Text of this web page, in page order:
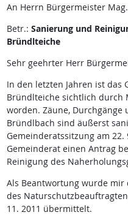
An Herrn Bürgermeister
Betr.: Sanierung und
Bründlteiche
Sehr geehrter Herr
In den letzten Jahren ist das
Bründlteiche sichtlich durch
worden. Zäune, Durchgänge
Bründlbach sind äußerst
Gemeinderatssitzung am
Gemeinderat einen Antrag
Reinigung des
Als Beantwortung wurde
des
11. 2011 übermittelt.